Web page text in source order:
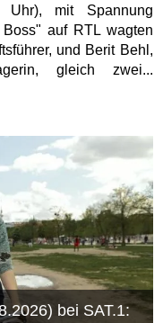
Uhr), mit Spannung
auf RTL wagten
und Berit Behl,
gleich zwei...
bei SAT.1: